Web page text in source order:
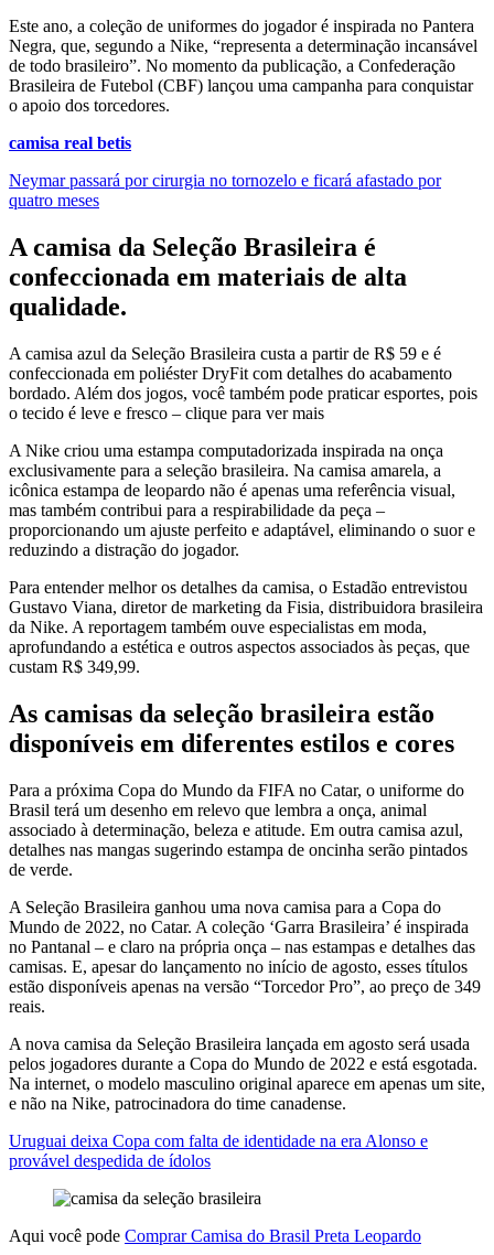
Este ano, a coleção de uniformes do jogador é inspirada no Pantera
Negra, que, segundo a Nike, “representa a determinação incansável
de todo brasileiro”. No momento da publicação, a Confederação
Brasileira de Futebol (CBF) lançou uma campanha para conquistar
o apoio dos torcedores.
camisa real betis
Neymar passará por cirurgia no tornozelo e ficará afastado por
quatro meses
A camisa da Seleção Brasileira é
confeccionada em materiais de alta
qualidade.
A camisa azul da Seleção Brasileira custa a partir de R$ 59 e é
confeccionada em poliéster DryFit com detalhes do acabamento
bordado. Além dos jogos, você também pode praticar esportes, pois
o tecido é leve e fresco – clique para ver mais
A Nike criou uma estampa computadorizada inspirada na onça
exclusivamente para a seleção brasileira. Na camisa amarela, a
icônica estampa de leopardo não é apenas uma referência visual,
mas também contribui para a respirabilidade da peça –
proporcionando um ajuste perfeito e adaptável, eliminando o suor e
reduzindo a distração do jogador.
Para entender melhor os detalhes da camisa, o Estadão entrevistou
Gustavo Viana, diretor de marketing da Fisia, distribuidora brasileira
da Nike. A reportagem também ouve especialistas em moda,
aprofundando a estética e outros aspectos associados às peças, que
custam R$ 349,99.
As camisas da seleção brasileira estão
disponíveis em diferentes estilos e cores
Para a próxima Copa do Mundo da FIFA no Catar, o uniforme do
Brasil terá um desenho em relevo que lembra a onça, animal
associado à determinação, beleza e atitude. Em outra camisa azul,
detalhes nas mangas sugerindo estampa de oncinha serão pintados
de verde.
A Seleção Brasileira ganhou uma nova camisa para a Copa do
Mundo de 2022, no Catar. A coleção ‘Garra Brasileira’ é inspirada
no Pantanal – e claro na própria onça – nas estampas e detalhes das
camisas. E, apesar do lançamento no início de agosto, esses títulos
estão disponíveis apenas na versão “Torcedor Pro”, ao preço de 349
reais.
A nova camisa da Seleção Brasileira lançada em agosto será usada
pelos jogadores durante a Copa do Mundo de 2022 e está esgotada.
Na internet, o modelo masculino original aparece em apenas um site,
e não na Nike, patrocinadora do time canadense.
Uruguai deixa Copa com falta de identidade na era Alonso e
provável despedida de ídolos
Aqui você pode Comprar Camisa do Brasil Preta Leopardo